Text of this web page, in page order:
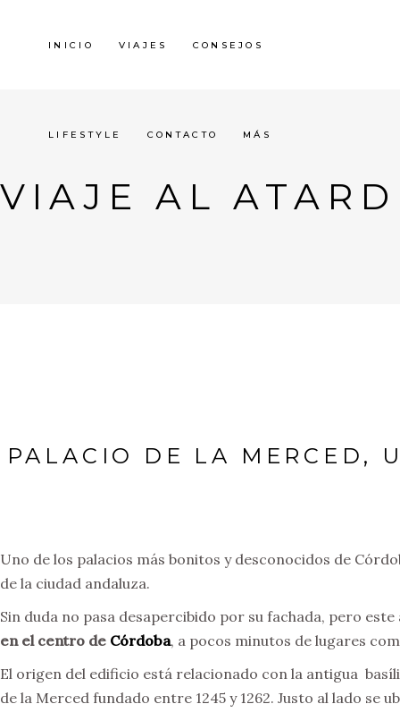
INICIO VIAJES CONSEJOS
LIFESTYLE CONTACTO MÁS
VIAJE AL
PALACIO DE LA MERCED,
Uno de los palacios más bonitos y desconocidos de
de la ciudad andaluza.
Sin duda no pasa desapercibido por su fachada, pero
en el centro de Córdoba, a pocos minutos de lugares
El origen del edificio está relacionado con la antigua
de la Merced fundado entre 1245 y 1262. Justo al lado se